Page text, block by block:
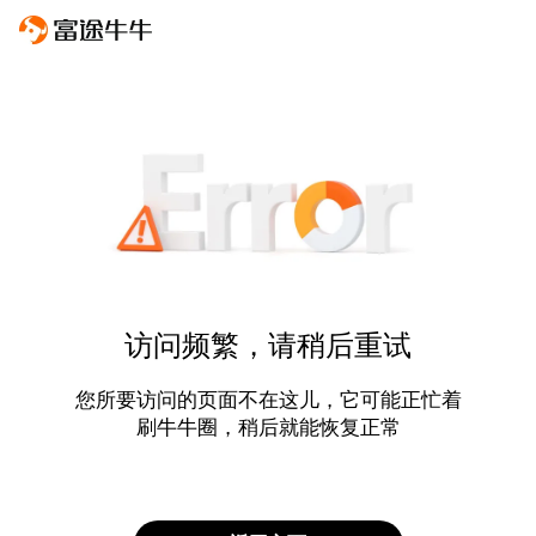
访问频繁，请稍后重试
您所要访问的页面不在这儿，它可能正忙着
刷牛牛圈，稍后就能恢复正常